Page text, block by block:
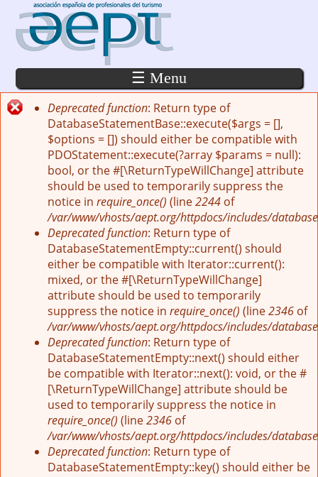
Pasar al contenido principal
☰ Menu
Mensaje de error
Deprecated function: Return type of
DatabaseStatementBase::execute($args = [],
$options = []) should either be compatible with
PDOStatement::execute(?array $params = null):
bool, or the #[\ReturnTypeWillChange] attribute
should be used to temporarily suppress the
notice in require_once() (line2244 of
/var/www/vhosts/aept.org/httpdocs/includes/
Deprecated function: Return type of
DatabaseStatementEmpty::current() should
either be compatible with Iterator::current():
mixed, or the #[\ReturnTypeWillChange]
attribute should be used to temporarily
suppress the notice in require_once() (line2346 of
/var/www/vhosts/aept.org/httpdocs/includes/
Deprecated function: Return type of
DatabaseStatementEmpty::next() should either
be compatible with Iterator::next(): void, or the #
[\ReturnTypeWillChange] attribute should be
used to temporarily suppress the notice in
require_once() (line2346 of
/var/www/vhosts/aept.org/httpdocs/includes/
Deprecated function: Return type of
DatabaseStatementEmpty::key() should either be